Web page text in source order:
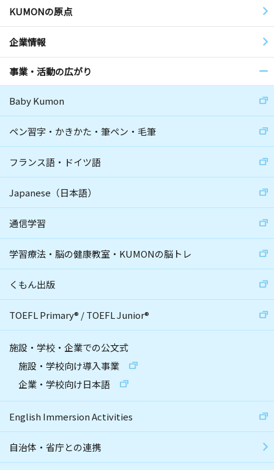
KUMONの原点
企業情報
事業・活動の広がり
Baby Kumon
ペン習字・かきかた・筆ペン・毛筆
フランス語・ドイツ語
Japanese（日本語）
通信学習
学習療法・脳の健康教室・KUMONの脳トレ
くもん出版
TOEFL Primary® /TOEFL Junior®
施設・学校・企業での公文式
施設・学校向け導入事業
企業・学校向け日本語
English Immersion Activities
自治体・省庁との連携